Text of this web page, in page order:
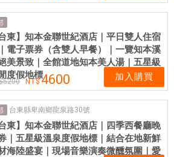
台東】知本金聯世紀酒店｜平日雙人住宿
電子票券（含雙人早餐）｜一覽知本溪
美景致｜全館道地知本美人湯｜五星級
度假地標
5200 4600 加入購買
台東縣卑南鄉龍泉路30號
台東】知本金聯世紀酒店｜四季西餐廳晚
｜五星級溫泉度假地標｜結合在地新鮮
海陸盛宴｜現場音樂演奏微醺氛圍｜愛